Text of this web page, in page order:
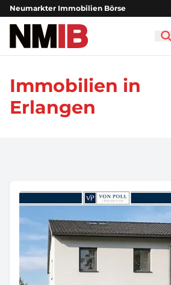
Neumarkter Immobilien Börse
NMIB - Neumarkter Immobilien
Immobilien in
Erlangen